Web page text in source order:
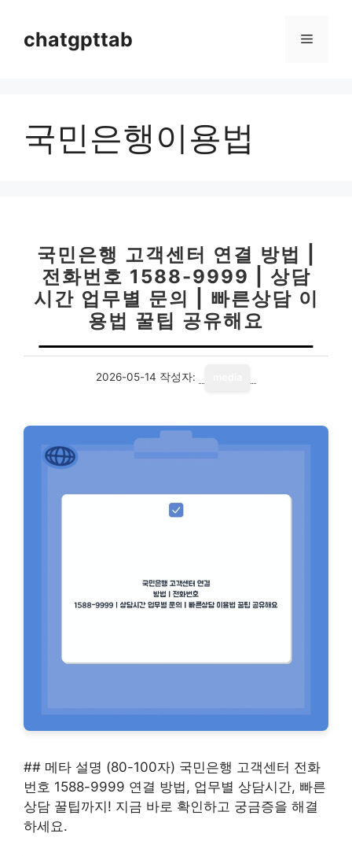
chatgpttab 메
국민은행이용법
국민은행 고객센터 연결 방법 |
전화번호 1588-9999 | 상담
시간 업무별 문의 | 빠른상담 이
용법 꿀팁 공유해요
2026-05-14 작성자:
## 메타 설명 (80-100자) 국민은행 고객센터 전화
번호 1588-9999 연결 방법, 업무별 상담시간, 빠른
상담 꿀팁까지! 지금 바로 확인하고 궁금증을 해결
하세요.